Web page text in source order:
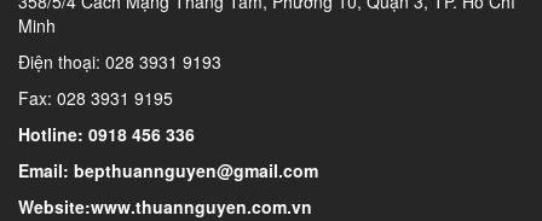
Minh
Điện thoại: 028 3931 9193
Fax: 028 3931 9195
Hotline: 0918 456 336
Email: bepthuannguyen@gmail.com
Website:www.thuannguyen.com.vn